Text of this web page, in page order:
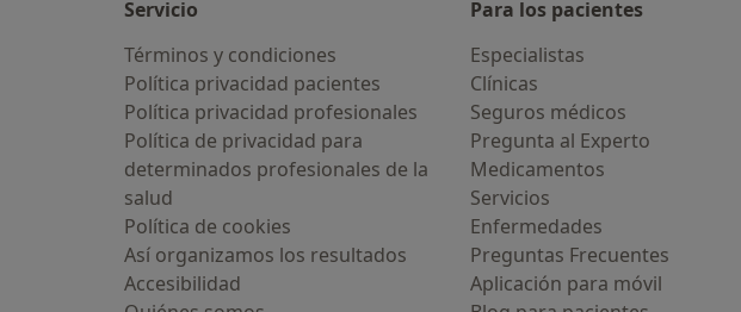
Servicio
Términos y condiciones
Política privacidad pacientes
Política privacidad profesionales
Política de privacidad para
determinados profesionales de la
salud
Política de cookies
Así organizamos los resultados
Accesibilidad
Para los pacientes
Especialistas
Clínicas
Seguros médicos
Pregunta al Experto
Medicamentos
Servicios
Enfermedades
Preguntas Frecuentes
Aplicación para móvil